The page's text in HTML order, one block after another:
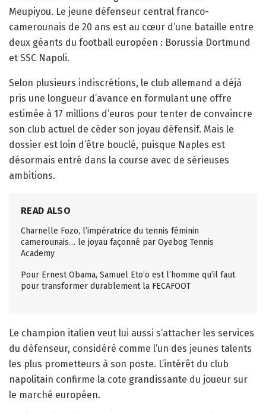
Meupiyou. Le jeune défenseur central franco-
camerounais de 20 ans est au cœur d’une bataille entre
deux géants du football européen : Borussia Dortmund
et SSC Napoli.
Selon plusieurs indiscrétions, le club allemand a déjà
pris une longueur d’avance en formulant une offre
estimée à 17 millions d’euros pour tenter de convaincre
son club actuel de céder son joyau défensif. Mais le
dossier est loin d’être bouclé, puisque Naples est
désormais entré dans la course avec de sérieuses
ambitions.
READ ALSO
Charnelle Fozo, l’impératrice du tennis féminin
camerounais… le joyau façonné par Oyebog Tennis
Academy
Pour Ernest Obama, Samuel Eto’o est l’homme qu’il faut
pour transformer durablement la FECAFOOT
Le champion italien veut lui aussi s’attacher les services
du défenseur, considéré comme l’un des jeunes talents
les plus prometteurs à son poste. L’intérêt du club
napolitain confirme la cote grandissante du joueur sur
le marché européen.